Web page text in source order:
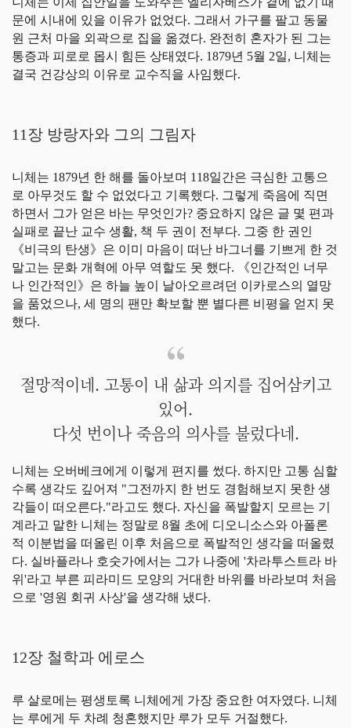
문에 시내에 있을 이유가 없었다. 그래서 가구를 팔고 동물
원 근처 마을 외곽으로 집을 옮겼다. 완전히 혼자가 된 그는
통증과 피로로 몹시 힘든 상태였다. 1879년 5월 2일, 니체는
결국 건강상의 이유로 교수직을 사임했다.
11장 방랑자와 그의 그림자
니체는 1879년 한 해를 돌아보며 118일간은 극심한 고통으
로 아무것도 할 수 없었다고 기록했다. 그렇게 죽음에 직면
하면서 그가 얻은 바는 무엇인가? 중요하지 않은 글 몇 편과
실패로 끝난 교수 생활, 책 두 권이 전부다. 그중 한 권인
《비극의 탄생》은 이미 마음이 떠난 바그너를 기쁘게 한 것
말고는 문화 개혁에 아무 역할도 못 했다. 《인간적인 너무
나 인간적인》은 하늘 높이 날아오르려던 이카로스의 열망
을 품었으나, 세 명의 팬만 확보할 뿐 별다른 비평을 얻지 못
했다.
절망적이네. 고통이 내 삶과 의지를 집어삼키고
있어.
다섯 번이나 죽음의 의사를 불렀다네.
니체는 오버베크에게 이렇게 편지를 썼다. 하지만 고통 심할
수록 생각도 깊어져 "그전까지 한 번도 경험해보지 못한 생
각들이 떠오른다."라고도 했다. 자신을 폭발할지 모르는 기
계라고 말한 니체는 정말로 8월 초에 디오니소스와 아폴론
적 이분법을 떠올린 이후 처음으로 폭발적인 생각을 떠올렸
다. 실바플라나 호숫가에서는 그가 나중에 '차라투스트라 바
위'라고 부른 피라미드 모양의 거대한 바위를 바라보며 처음
으로 '영원 회귀 사상'을 생각해 냈다.
12장 철학과 에로스
루 살로메는 평생토록 니체에게 가장 중요한 여자였다. 니체
는 루에게 두 차례 청혼했지만 루가 모두 거절했다.